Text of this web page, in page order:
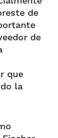
de
de
que
la